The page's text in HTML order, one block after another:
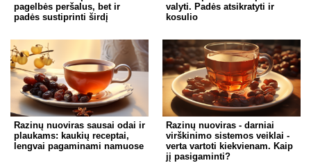
pagelbės peršalus, bet ir
padės sustiprinti širdį
valyti. Padės atsikratyti ir
kosulio
Razinų nuoviras sausai odai ir
plaukams: kaukių receptai,
lengvai pagaminami namuose
Razinų nuoviras - darniai
virškinimo sistemos veiklai -
verta vartoti kiekvienam. Kaip
jį pasigaminti?